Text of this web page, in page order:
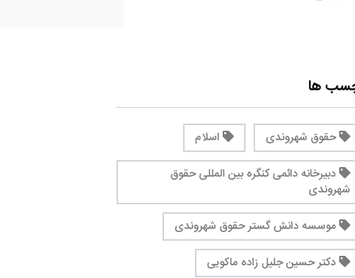
ها
حقوق شهروندی
اسلام
دبیرخانه دائمی کنگره بین المللی حقوق
شهروندی
موسسه دانش گستر حقوق شهروندی
دکتر حسین جلیل زاده ماکویی